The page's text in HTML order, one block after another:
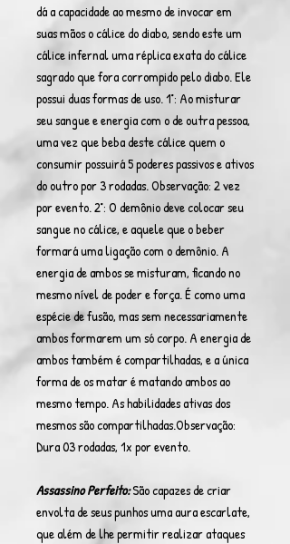
dá a capacidade ao mesmo de invocar em
suas mãos o cálice do diabo, sendo este um
cálice infernal uma réplica exata do cálice
sagrado que fora corrompido pelo diabo. Ele
possui duas formas de uso. 1°: Ao misturar
seu sangue e energia com o de outra pessoa,
uma vez que beba deste cálice quem o
consumir possuirá 5 poderes passivos e ativos
do outro por 3 rodadas. Observação: 2 vez
por evento. 2°: O demônio deve colocar seu
sangue no cálice, e aquele que o beber
formará uma ligação com o demônio. A
energia de ambos se misturam, ficando no
mesmo nível de poder e força. É como uma
espécie de fusão, mas sem necessariamente
ambos formarem um só corpo. A energia de
ambos também é compartilhadas, e a única
forma de os matar é matando ambos ao
mesmo tempo. As habilidades ativas dos
mesmos são compartilhadas.Observação:
Dura 03 rodadas, 1x por evento.
Assassino Perfeito:São capazes de criar
envolta de seus punhos uma aura escarlate,
que além de lhe permitir realizar ataques